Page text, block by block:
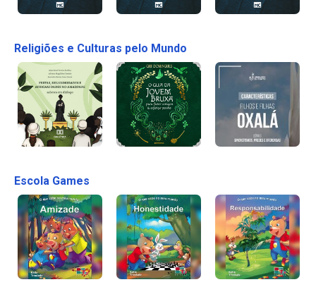
Religiões e Culturas pelo Mundo
Escola Games